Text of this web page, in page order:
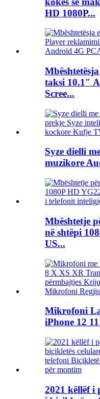
HD 1080P...
taksi 10.1″
Scree...
Syze dielli
muzikore
Mbështetje
në shtëpi
US...
Mikrofoni
iPhone 12
2021 këllëf i